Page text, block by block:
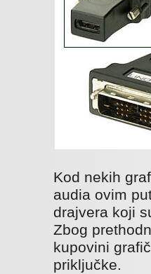
Kod nekih
audia ovim
drajvera koji
Zbog
kupovini
priključke.